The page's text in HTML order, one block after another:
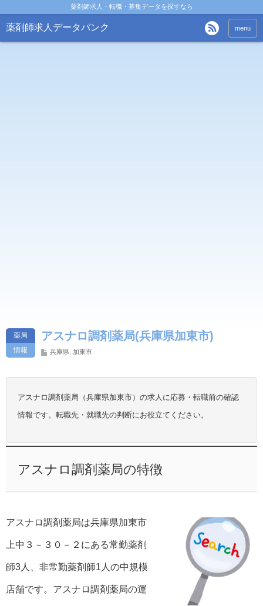
薬剤師求人・転職・募集データを探すなら
薬剤師求人データバンク menu
薬局
情報
アスナロ調剤薬局(兵庫県加東市)
兵庫県 加東市
アスナロ調剤薬局（兵庫県加東市）の求人に応募・転職前の確認
情報です。転職先・就職先の判断にお役立てください。
アスナロ調剤薬局の特徴
アスナロ調剤薬局は兵庫県加東市
上中３－３０－２にある常勤薬剤
師3人、非常勤薬剤師1人の中規模
店舗です。アスナロ調剤薬局の運